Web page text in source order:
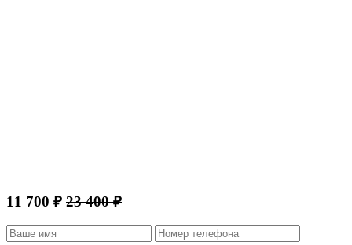
11 700 ₽ 23 400 ₽